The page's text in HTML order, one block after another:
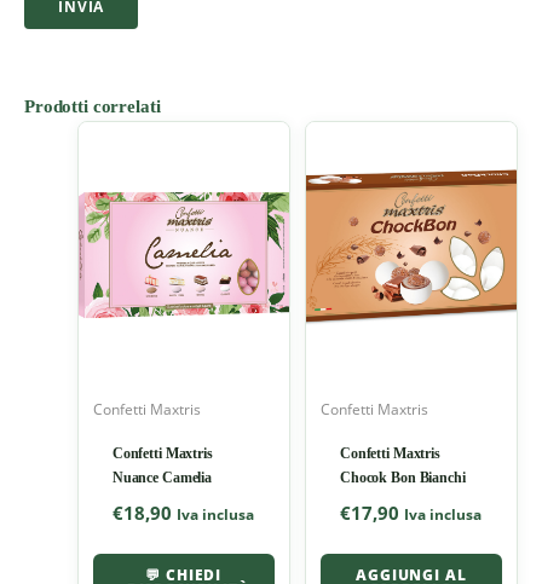
Prodotti correlati
Confetti Maxtris
Confetti Maxtris
Nuance Camelia
€18,90 Iva inclusa
💬 CHIEDI
Confetti Maxtris
Confetti Maxtris
Chocok Bon Bianchi
€17,90 Iva inclusa
AGGIUNGI AL